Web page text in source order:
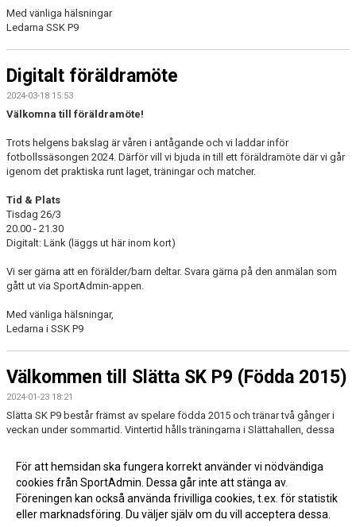
Med vänliga hälsningar
Ledarna SSK P9
Digitalt föräldramöte
2024-03-18 15:53
Välkomna till föräldramöte!
Trots helgens bakslag är våren i antågande och vi laddar inför
fotbollssäsongen 2024. Därför vill vi bjuda in till ett föräldramöte där vi går
igenom det praktiska runt laget, träningar och matcher.
Tid & Plats
Tisdag 26/3
20.00 - 21.30
Digitalt: Länk (läggs ut här inom kort)
Vi ser gärna att en förälder/barn deltar. Svara gärna på den anmälan som
gått ut via SportAdmin-appen.
Med vänliga hälsningar,
Ledarna i SSK P9
Välkommen till Slätta SK P9 (Födda 2015)
2024-01-23 18:21
Slätta SK P9 består främst av spelare födda 2015 och tränar två gånger i
veckan under sommartid. Vintertid hålls träningarna i Slättahallen, dessa
För att hemsidan ska fungera korrekt använder vi nödvändiga
cookies från SportAdmin. Dessa går inte att stänga av.
Föreningen kan också använda frivilliga cookies, t.ex. för statistik
eller marknadsföring. Du väljer själv om du vill acceptera dessa.